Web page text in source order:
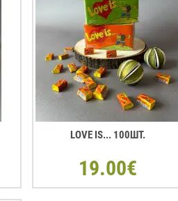
LOVE IS... 100ШТ.
19.00€